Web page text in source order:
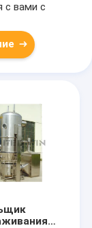
с вами с